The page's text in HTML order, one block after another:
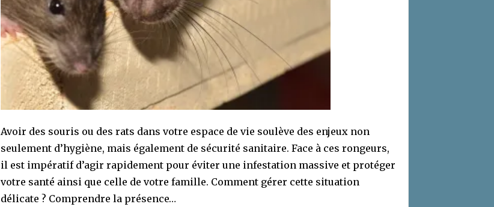
Avoir des souris ou des rats dans votre espace de vie soulève des enjeux non
seulement d’hygiène, mais également de sécurité sanitaire. Face à ces rongeurs,
il est impératif d’agir rapidement pour éviter une infestation massive et protéger
votre santé ainsi que celle de votre famille. Comment gérer cette situation
délicate ? Comprendre la présence…